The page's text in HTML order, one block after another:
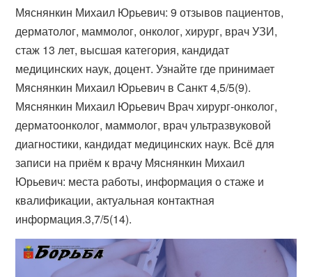
Мяснянкин Михаил Юрьевич: 9 отзывов пациентов,
дерматолог, маммолог, онколог, хирург, врач УЗИ,
стаж 13 лет, высшая категория, кандидат
медицинских наук, доцент. Узнайте где принимает
Мяснянкин Михаил Юрьевич в Санкт 4,5/5(9).
Мяснянкин Михаил Юрьевич Врач хирург-онколог,
дерматоонколог, маммолог, врач ультразвуковой
диагностики, кандидат медицинских наук. Всё для
записи на приём к врачу Мяснянкин Михаил
Юрьевич: места работы, информация о стаже и
квалификации, актуальная контактная
информация.3,7/5(14).